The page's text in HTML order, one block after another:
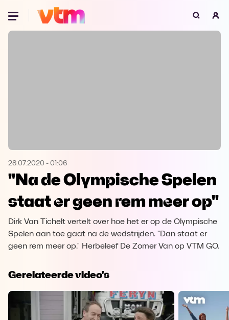
Oeps, browser niet ondersteund
Microsoft Edge Download
Opera Download
28.07.2020 - 01:06
"Na de Olympische Spelen
staat er geen rem meer op"
Dirk Van Tichelt vertelt over hoe het er op de Olympische
Spelen aan toe gaat na de wedstrijden. "Dan staat er
geen rem meer op." Herbeleef De Zomer Van op VTM GO.
Gerelateerde video's